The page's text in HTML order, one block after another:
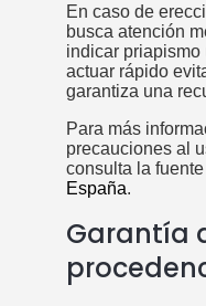
En caso de
busca atención
indicar priapismo
actuar rápido
garantiza una
Para más
precauciones al
consulta la
España.
Garantía